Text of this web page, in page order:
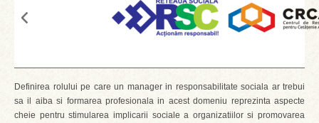
Definirea rolului pe care un manager in responsabilitate sociala ar trebui
sa il aiba si formarea profesionala in acest domeniu reprezinta aspecte
cheie pentru stimularea implicarii sociale a organizatiilor si promovarea